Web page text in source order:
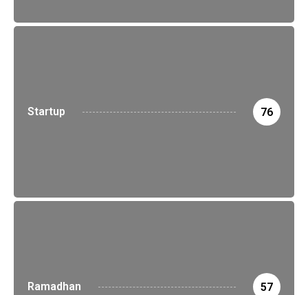
Startup 76
Ramadhan 57